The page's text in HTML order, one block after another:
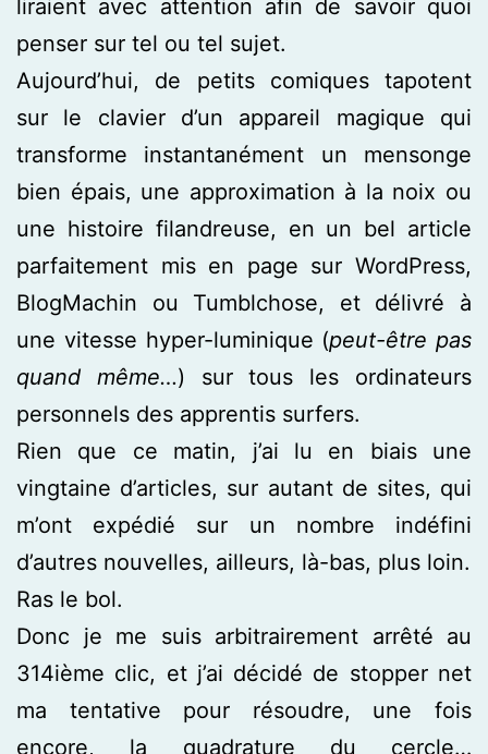
liraient avec attention afin de savoir quoi
penser sur tel ou tel sujet.
Aujourd’hui, de petits comiques tapotent
sur le clavier d’un appareil magique qui
transforme instantanément un mensonge
bien épais, une approximation à la noix ou
une histoire filandreuse, en un bel article
parfaitement mis en page sur WordPress,
BlogMachin ou Tumblchose, et délivré à
une vitesse hyper-luminique (peut-être pas
quand même…) sur tous les ordinateurs
personnels des apprentis surfers.
Rien que ce matin, j’ai lu en biais une
vingtaine d’articles, sur autant de sites, qui
m’ont expédié sur un nombre indéfini
d’autres nouvelles, ailleurs, là-bas, plus loin.
Ras le bol.
Donc je me suis arbitrairement arrêté au
314ième clic, et j’ai décidé de stopper net
ma tentative pour résoudre, une fois
encore, la quadrature du cercle…